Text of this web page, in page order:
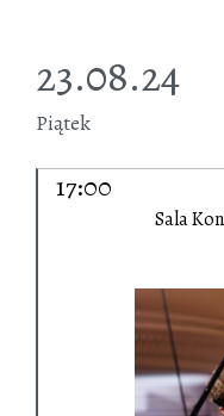
23.08.24
Piątek
17:00
Sala